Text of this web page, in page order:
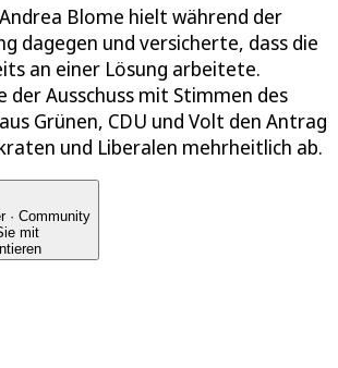
Blome hielt während der
dagegen und versicherte, dass die
an einer Lösung arbeitete.
der Ausschuss mit Stimmen des
Grünen, CDU und Volt den Antrag
und Liberalen mehrheitlich ab.
· Community
mit